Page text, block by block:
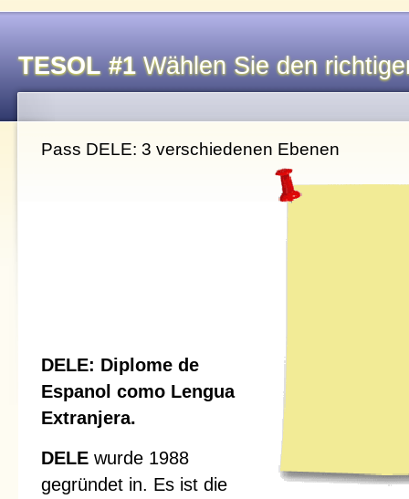
TESOL #1Wählen Sie den
Pass DELE: 3 verschiedenen Ebenen
DELE: Diplome de
Espanol como Lengua
Extranjera.
DELE wurde 1988
gegründet in. Es ist die